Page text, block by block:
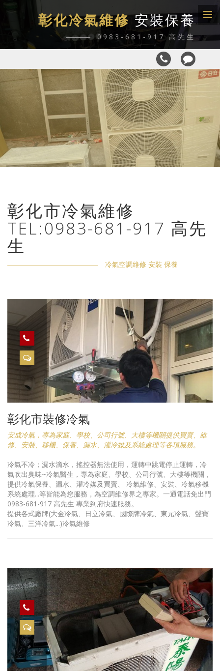
彰化冷氣維修安裝保養
0983-681-917 高先生
彰化市冷氣維修
TEL:0983-681-917 高先
生
冷氣空調維修 安裝 保養
彰化市裝修冷氣
安成冷氣，專為家庭、學校、公司行號、大樓等機關提供買賣、維
修、安裝、移機、保養、漏水、灌冷媒及系統處理等各項服務。
冷氣不冷；漏水滴水，搖控器無法使用，運轉中跳電停止運轉，冷
氣吹出臭味~冷氣醫生，專為家庭、學校、公司行號、大樓等機關，
提供冷氣保養、漏水、灌冷媒及買賣、 冷氣維修、安裝、冷氣移機
系統處理...等皆能為您服務，為空調維修界之專家。一通電話免出門
0983-681-917 高先生 專業到府快速服務。
提供各式廠牌(大金冷氣、日立冷氣、國際牌冷氣、東元冷氣、聲寶
冷氣、三洋冷氣...)冷氣維修